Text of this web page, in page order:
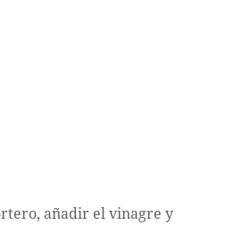
añadir el vinagre y